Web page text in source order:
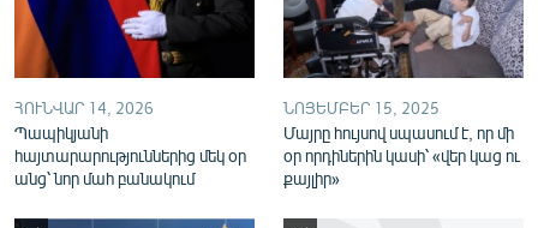
«Ազատության» բոլոր կայքերը
ՀՈՒՆՎԱՐ 14, 2026
Պապիկյանի
հայտարարություններից մեկ օր
անց՝ նոր մահ բանակում
ՆՈՅԵՄԲԵՐ 15, 2025
Մայրը հույսով սպասում է, որ մի
օր որդիներին կասի՝ «վեր կաց ու
քայլիր»